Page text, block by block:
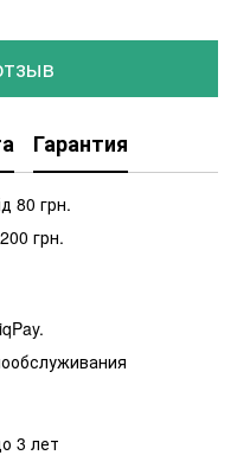
Гарантия
80 грн.
грн.
3 лет